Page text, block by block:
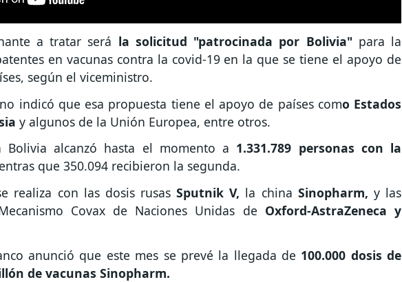
a tratar será la solicitud "patrocinada por Bolivia" para la
en vacunas contra la covid-19 en la que se tiene el apoyo de
según el viceministro.
indicó que esa propuesta tiene el apoyo de países como Estados
y algunos de la Unión Europea, entre otros.
Bolivia alcanzó hasta el momento a 1.331.789 personas con la
que 350.094 recibieron la segunda.
realiza con las dosis rusas Sputnik V, la china Sinopharm, y las
Covax de Naciones Unidas de Oxford-AstraZeneca y
anunció que este mes se prevé la llegada de 100.000 dosis de
de vacunas Sinopharm.